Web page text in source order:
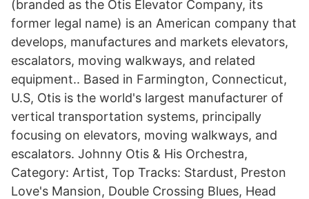
(branded as the Otis Elevator Company, its
former legal name) is an American company that
develops, manufactures and markets elevators,
escalators, moving walkways, and related
equipment.. Based in Farmington, Connecticut,
U.S, Otis is the world's largest manufacturer of
vertical transportation systems, principally
focusing on elevators, moving walkways, and
escalators. Johnny Otis & His Orchestra,
Category: Artist, Top Tracks: Stardust, Preston
Love's Mansion, Double Crossing Blues, Head